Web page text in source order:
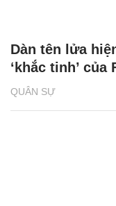
QUÂN SỰ
Dàn tên lửa
‘khắc tinh’ của